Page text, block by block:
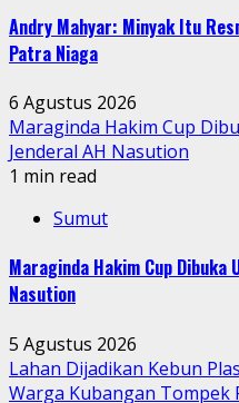
Andry Mahyar: Minyak Itu
Patra Niaga
6 Agustus 2026
Maraginda Hakim Cup
Jenderal AH Nasution
1 min read
Sumut
Maraginda Hakim Cup Dibuka
Nasution
5 Agustus 2026
Lahan Dijadikan Kebun
Warga Kubangan Tompek